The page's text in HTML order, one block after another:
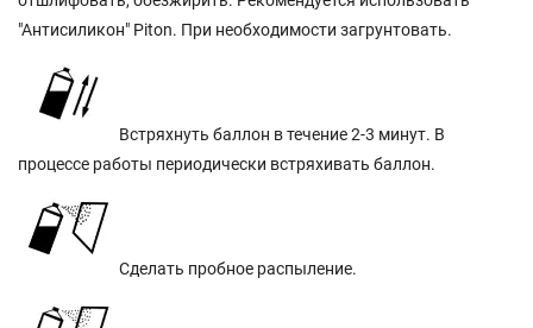
"Антисиликон" Piton. При необходимости загрунтовать.
Встряхнуть баллон в течение 2-3 минут. В
процессе работы периодически встряхивать баллон.
Сделать пробное распыление.